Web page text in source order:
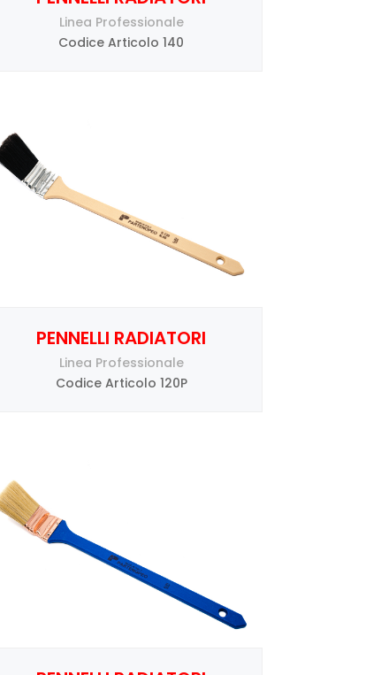
Linea Professionale
Codice Articolo 140
PENNELLI RADIATORI
Linea Professionale
Codice Articolo 120P